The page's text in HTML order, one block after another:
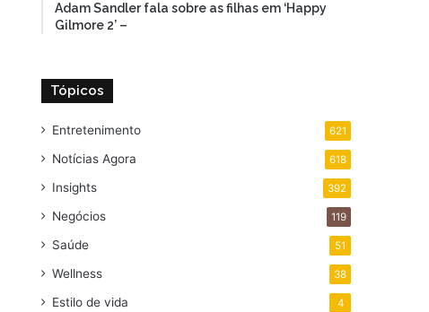
Adam Sandler fala sobre as filhas em ‘Happy
Gilmore 2’ –
Tópicos
Entretenimento 621
Notícias Agora 618
Insights 392
Negócios 119
Saúde 51
Wellness 38
Estilo de vida 4